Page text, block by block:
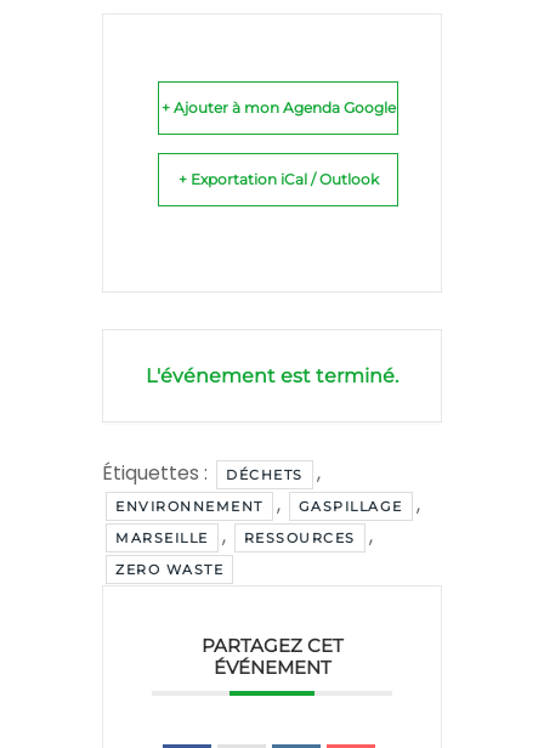
+ Ajouter à mon Agenda Google
+ Exportation iCal / Outlook
L'événement est terminé.
Étiquettes : DÉCHETS ,
ENVIRONNEMENT , GASPILLAGE ,
MARSEILLE , RESSOURCES ,
ZERO WASTE
PARTAGEZ CET
ÉVÉNEMENT